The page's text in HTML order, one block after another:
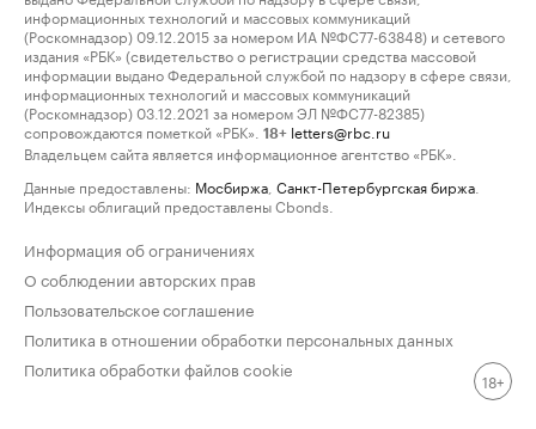
информационных технологий и массовых коммуникаций
(Роскомнадзор) 09.12.2015 за номером ИА №ФС77-63848) и сетевого
издания «РБК» (свидетельство о регистрации средства массовой
информации выдано Федеральной службой по надзору в сфере связи,
информационных технологий и массовых коммуникаций
(Роскомнадзор) 03.12.2021 за номером ЭЛ №ФС77-82385)
сопровождаются пометкой «РБК».
18+ letters@rbc.ru
Владельцем сайта является информационное агентство «РБК».
Данные предоставлены: Мосбиржа Санкт-Петербургская биржа
Индексы облигаций предоставлены Cbonds.
Информация об ограничениях
О соблюдении авторских прав
Пользовательское соглашение
Политика в отношении обработки персональных данных
Политика обработки файлов cookie
18+